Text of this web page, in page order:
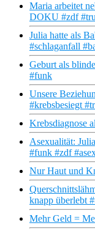
Maria arbeitet
DOKU #zdf
Julia hatte als
#schlaganfall
Geburt als
#funk
Unsere
#krebsbesiegt
Krebsdiagnose
Asexualität:
#funk #zdf
Nur Haut und
knapp überlebt
Mehr Geld =